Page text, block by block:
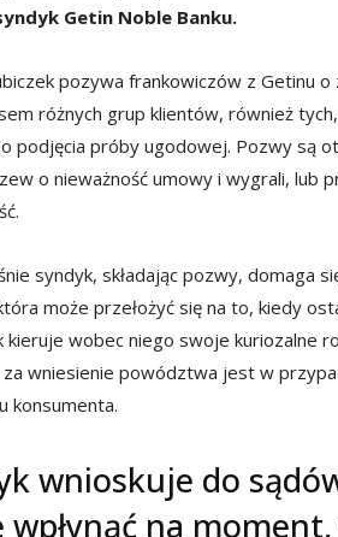
Getin Noble Banku.
pozywa frankowiczów z Getinu
różnych grup klientów, również
podjęcia próby ugodowej. Pozwy są
o nieważność umowy i wygrali,
syndyk, składając pozwy, domaga
może przełożyć się na to, kiedy
kieruje wobec niego swoje kuriozalne
za wniesienie powództwa jest w
konsumenta.
wnioskuje do
wpłynąć na